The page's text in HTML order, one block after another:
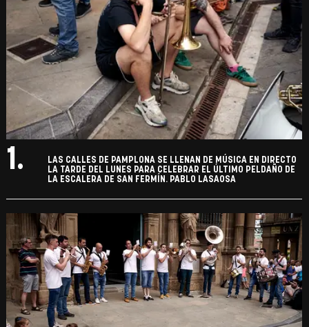
1.
LAS CALLES DE PAMPLONA SE LLENAN DE MÚSICA EN DIRECTO
LA TARDE DEL LUNES PARA CELEBRAR EL ÚLTIMO PELDAÑO DE
LA ESCALERA DE SAN FERMÍN. PABLO LASAOSA